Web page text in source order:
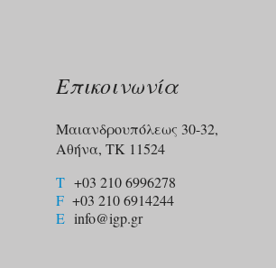
Επικοινωνία
Μαιανδρουπόλεως 30-32,
Αθήνα, ΤΚ 11524
T +03 210 6996278
F +03 210 6914244​
E info@igp.gr